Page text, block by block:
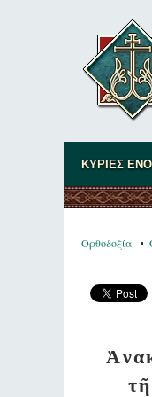
ΚΥΡΙΕΣ
Ορθοδοξία